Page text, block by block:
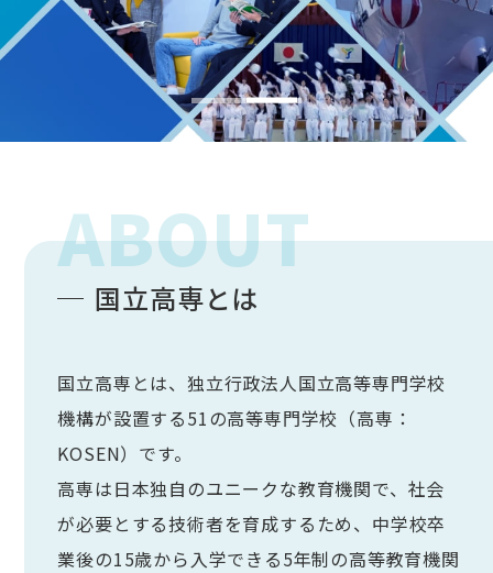
ABOUT
国立高専とは
国立高専とは、独立行政法人国立高等専門学校
機構が設置する51の高等専門学校（高専：
KOSEN）です。
高専は日本独自のユニークな教育機関で、社会
が必要とする技術者を育成するため、中学校卒
業後の15歳から入学できる5年制の高等教育機関